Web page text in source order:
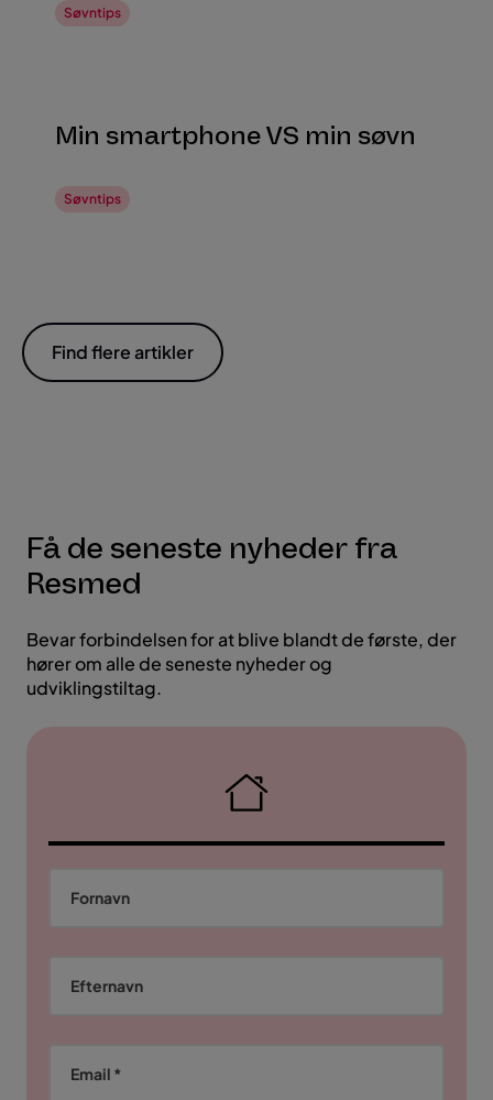
Søvntips
Min smartphone VS min søvn
Søvntips
Find flere artikler
Få de seneste nyheder fra
Resmed
Bevar forbindelsen for at blive blandt de første, der
hører om alle de seneste nyheder og
udviklingstiltag.
Fornavn
Efternavn
Email *